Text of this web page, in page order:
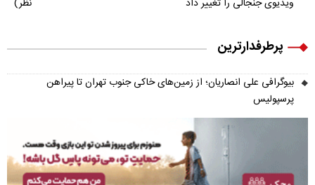
ویدیوی جنجالی را تغییر داد
نظر)
پرطرفدارترین
بیوگرافی علی انصاریان؛ از زمین‌های خاکی جنوب تهران تا پیراهن
پرسپولیس